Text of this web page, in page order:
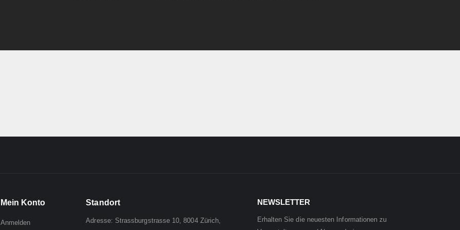
Mein Konto
Anmelden
Standort
Adresse: Strassburgstrasse 10, 8004 Zürich,
NEWSLETTER
Erhalten Sie die neuesten Informationen zu